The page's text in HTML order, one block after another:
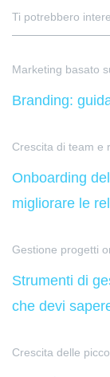
Ti potrebbero
Marketing basato
Branding:
Crescita di team e
Onboarding
migliorare le
Gestione progetti
Strumenti di
che devi
Crescita delle